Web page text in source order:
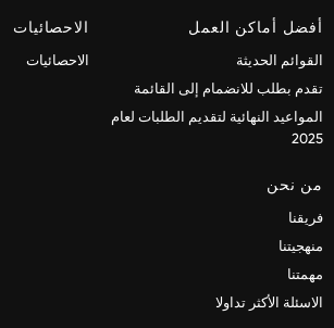
أفضل أماكن العمل
القوائم الحديثة
تقدم بطلب للانضمام إلى القائمة
المواعيد النهائية لتقديم الطلبات لعام
2025
الاحصائيات
الاحصائيات
من نحن
فريقنا
منهجيتنا
مهمتنا
الاسئلة الأكثر تداولا